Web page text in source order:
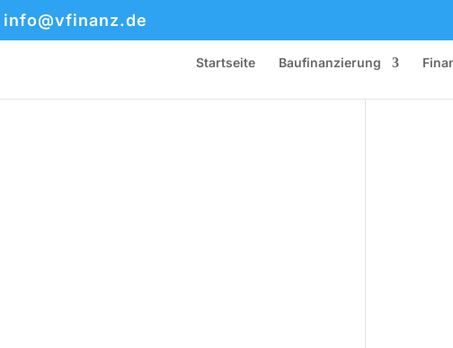
info@vfinanz.de
Startseite Baufinanzierung